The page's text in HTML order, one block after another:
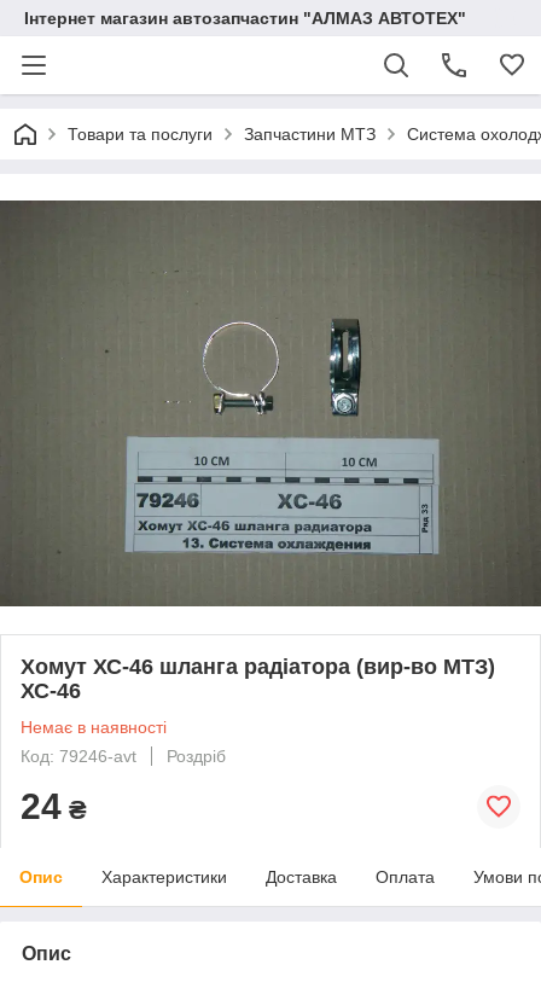
Інтернет магазин автозапчастин "АЛМАЗ АВТОТЕХ"
Товари та послуги Запчастини МТЗ Система
Хомут ХС-46 шланга радіатора (вир-во МТЗ)
ХС-46
Немає в наявності
Код: 79246-avt
Роздріб
24 ₴
Опис Характеристики Доставка Оплата Умови
Опис